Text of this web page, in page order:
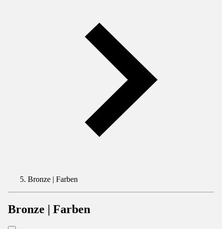
Bronze | Farben
Bronze | Farben